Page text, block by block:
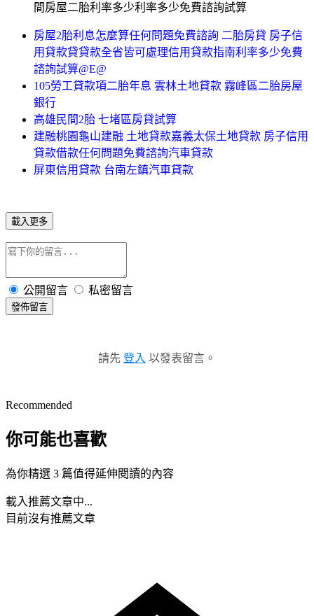
間房屋二胎利率多少利率多少免費諮詢試算
房屋2胎利息怎麼算任何問題免費諮詢 二胎房貸 房子信
用貸款貸貸款全省皆可處理信用貸款指南利率多少免費
諮詢試算@E@
105勞工貸款項二胎年息 雲林土地貸款 霧峰區二胎房屋
銀行
高雄民間2胎 七堵區房貸試算
建融桃園龜山建融 土地貸款嘉義太保土地貸款 房子信用
貸款借款任何問題免費諮詢汽車貸款
屏東信用貸款 台南左鎮汽車貸款
載入更多
公開留言 私密留言
發佈留言
請先 登入 以發表留言。
Recommended
你可能也喜歡
為你精選 3 篇值得延伸閱讀的內容
載入推薦文章中...
目前沒有推薦文章